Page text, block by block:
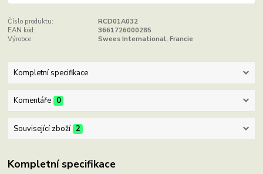
Číslo produktu:
RCD01A032
EAN kód:
3661726000285
Výrobce:
Swees International, Francie
Kompletní specifikace
Komentáře 0
Související zboží 2
Kompletní specifikace